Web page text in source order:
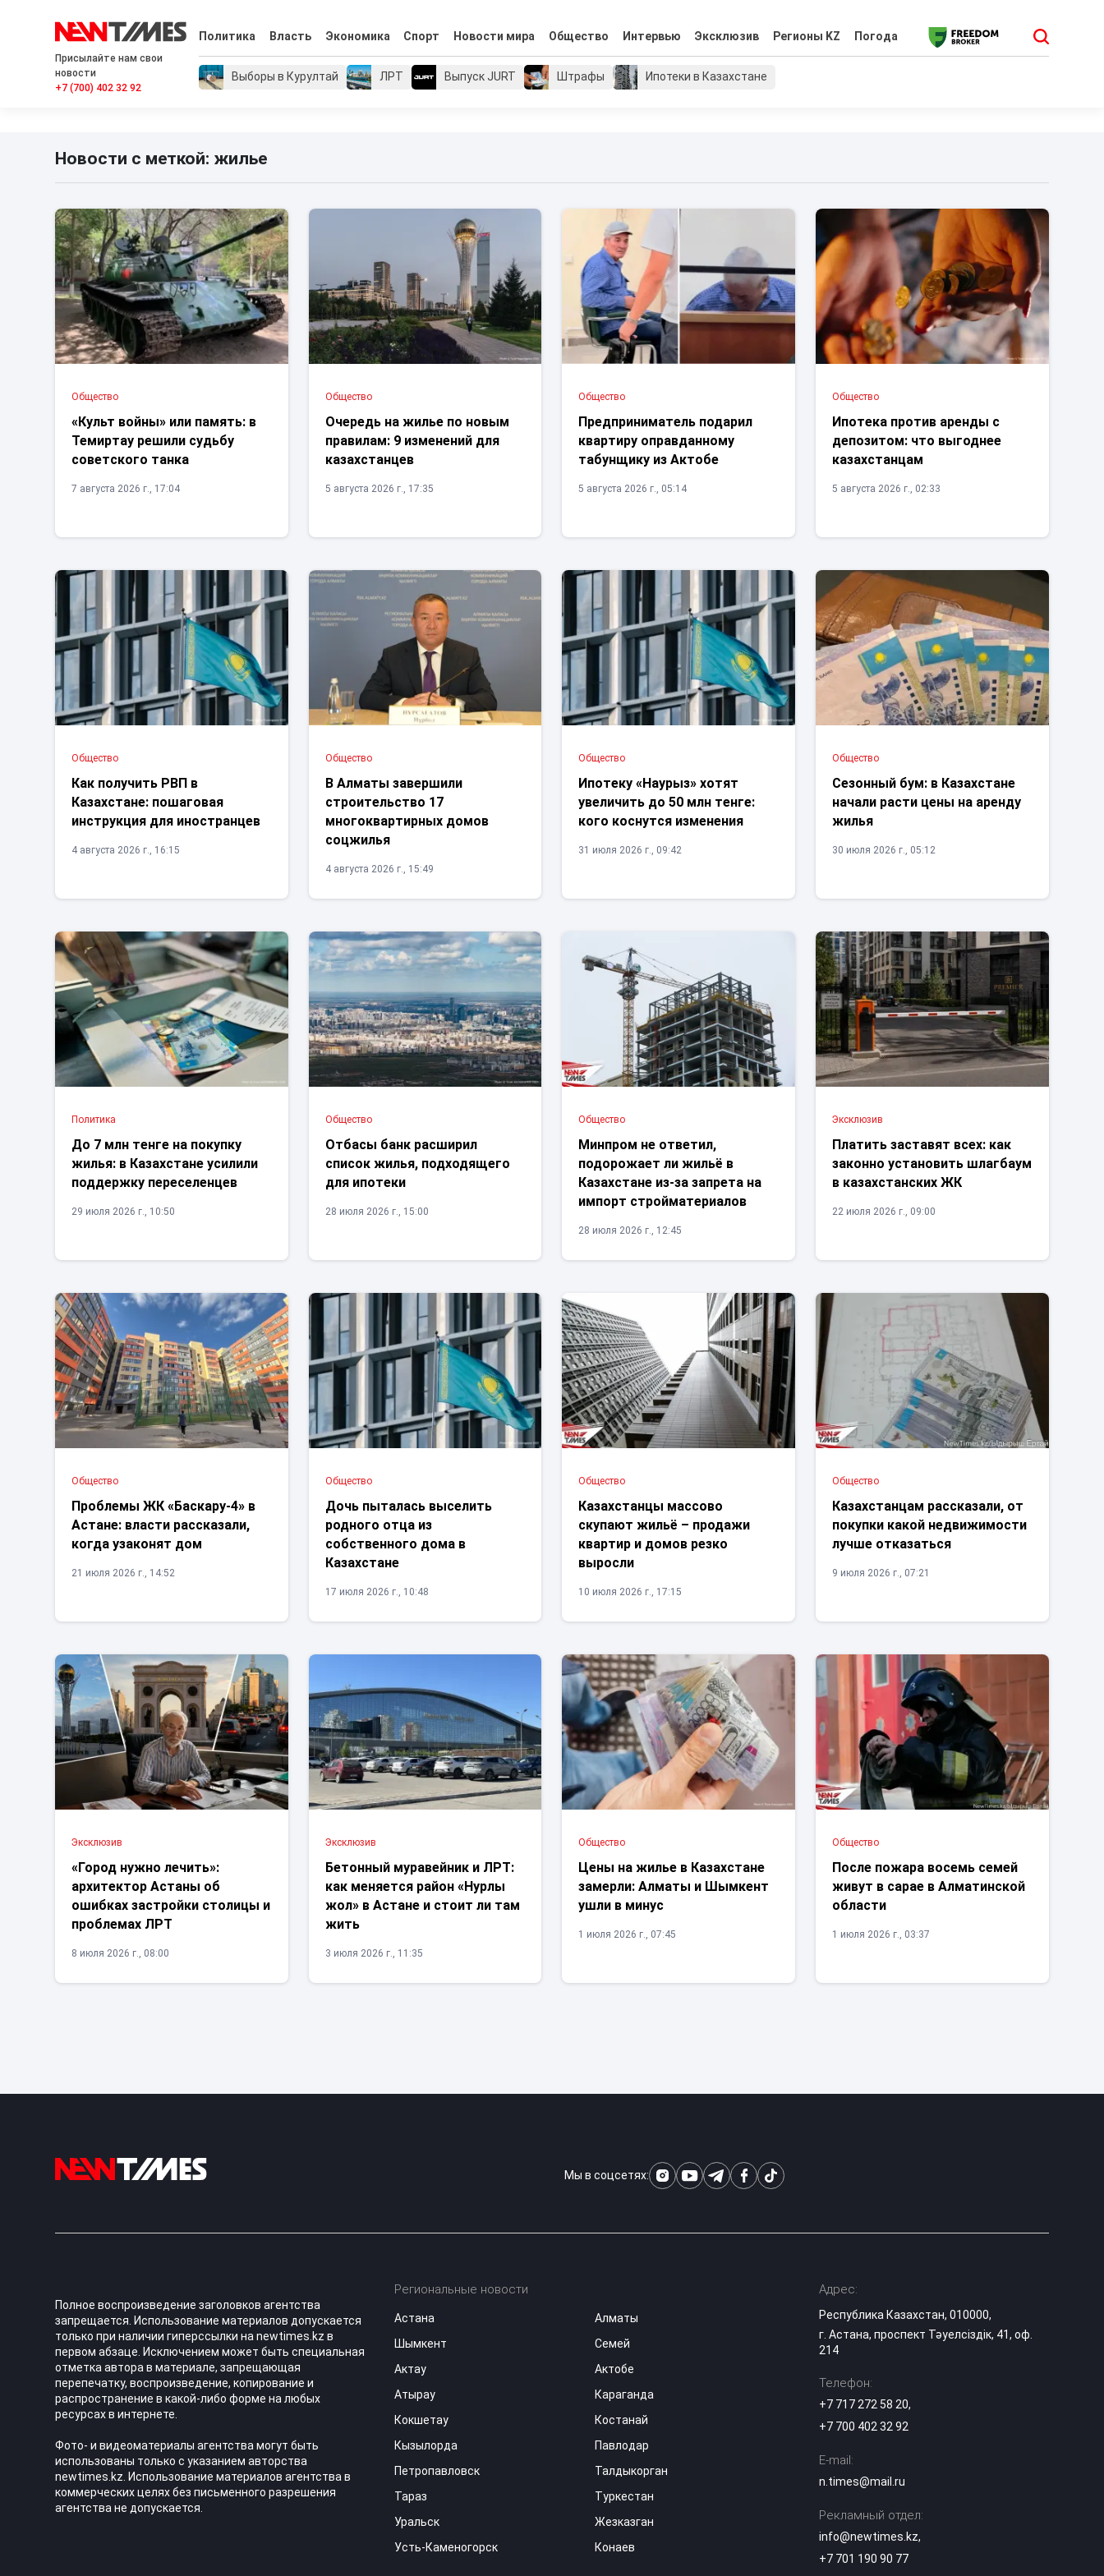
Присылайте нам свои
новости
+7 (700) 402 32 92
Политика Власть Экономика Спорт Новости мира Общество Интервью Эксклюзив Регионы KZ Погода
Выборы в Курултай ЛРТ Выпуск JURT Штрафы Ипотеки в Казахстане
Новости с меткой: жилье
Общество
«Культ войны» или память: в
Темиртау решили судьбу
советского танка
7 августа 2026 г., 17:04
Общество
Очередь на жилье по новым
правилам: 9 изменений для
казахстанцев
5 августа 2026 г., 17:35
Общество
Предприниматель подарил
квартиру оправданному
табунщику из Актобе
5 августа 2026 г., 05:14
Общество
Ипотека против аренды с
депозитом: что выгоднее
казахстанцам
5 августа 2026 г., 02:33
Общество
Как получить РВП в
Казахстане: пошаговая
инструкция для иностранцев
4 августа 2026 г., 16:15
Общество
В Алматы завершили
строительство 17
многоквартирных домов
соцжилья
4 августа 2026 г., 15:49
Общество
Ипотеку «Наурыз» хотят
увеличить до 50 млн тенге:
кого коснутся изменения
31 июля 2026 г., 09:42
Общество
Сезонный бум: в Казахстане
начали расти цены на аренду
жилья
30 июля 2026 г., 05:12
Политика
До 7 млн тенге на покупку
жилья: в Казахстане усилили
поддержку переселенцев
29 июля 2026 г., 10:50
Общество
Отбасы банк расширил
список жилья, подходящего
для ипотеки
28 июля 2026 г., 15:00
Общество
Минпром не ответил,
подорожает ли жильё в
Казахстане из-за запрета на
импорт стройматериалов
28 июля 2026 г., 12:45
Эксклюзив
Платить заставят всех: как
законно установить шлагбаум
в казахстанских ЖК
22 июля 2026 г., 09:00
Общество
Проблемы ЖК «Баскару-4» в
Астане: власти рассказали,
когда узаконят дом
21 июля 2026 г., 14:52
Общество
Дочь пыталась выселить
родного отца из
собственного дома в
Казахстане
17 июля 2026 г., 10:48
Общество
Казахстанцы массово
скупают жильё – продажи
квартир и домов резко
выросли
10 июля 2026 г., 17:15
Общество
Казахстанцам рассказали, от
покупки какой недвижимости
лучше отказаться
9 июля 2026 г., 07:21
Эксклюзив
«Город нужно лечить»:
архитектор Астаны об
ошибках застройки столицы и
проблемах ЛРТ
8 июля 2026 г., 08:00
Эксклюзив
Бетонный муравейник и ЛРТ:
как меняется район «Нурлы
жол» в Астане и стоит ли там
жить
3 июля 2026 г., 11:35
Общество
Цены на жилье в Казахстане
замерли: Алматы и Шымкент
ушли в минус
1 июля 2026 г., 07:45
Общество
После пожара восемь семей
живут в сарае в Алматинской
области
1 июля 2026 г., 03:37
Мы в соцсетях:
Полное воспроизведение заголовков агентства
запрещается. Использование материалов допускается
только при наличии гиперссылки на newtimes.kz в
первом абзаце. Исключением может быть специальная
отметка автора в материале, запрещающая
перепечатку, воспроизведение, копирование и
распространение в какой-либо форме на любых
ресурсах в интернете.
Фото- и видеоматериалы агентства могут быть
использованы только с указанием авторства
newtimes.kz. Использование материалов агентства в
коммерческих целях без письменного разрешения
агентства не допускается.
Региональные новости
Астана
Алматы
Шымкент
Семей
Актау
Актобе
Атырау
Караганда
Кокшетау
Костанай
Кызылорда
Павлодар
Петропавловск
Талдыкорган
Тараз
Туркестан
Уральск
Жезказган
Усть-Каменогорск
Конаев
Адрес:
Республика Казахстан, 010000,
г. Астана, проспект Тәуелсіздік, 41, оф.
214
Телефон:
+7 717 272 58 20,
+7 700 402 32 92
E-mail:
n.times@mail.ru
Рекламный отдел:
info@newtimes.kz,
+7 701 190 90 77